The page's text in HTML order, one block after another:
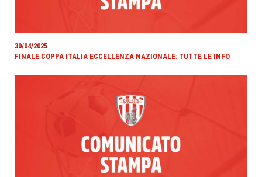
30/04/2025
FINALE COPPA ITALIA ECCELLENZA NAZIONALE: TUTTE LE INFO